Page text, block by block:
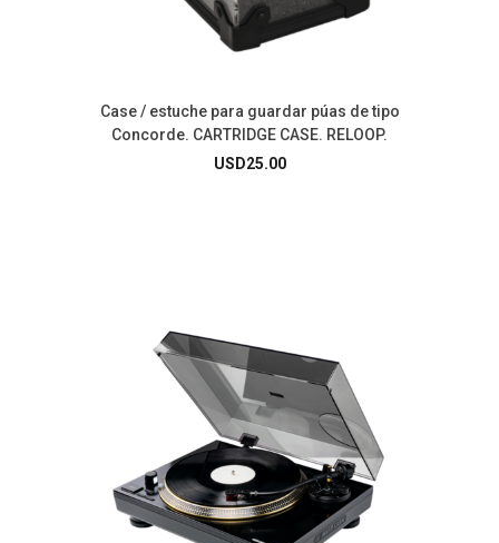
Case / estuche para guardar púas de tipo
Concorde. CARTRIDGE CASE. RELOOP.
USD25.00